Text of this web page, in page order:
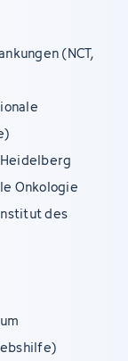
(NCT,
Onkologie
des